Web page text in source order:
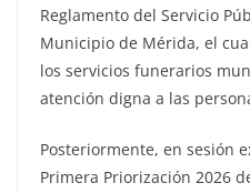
Reglamento del Servicio
Municipio de Mérida, el
los servicios funerarios
atención digna a las
Posteriormente, en sesión
Primera Priorización 2026